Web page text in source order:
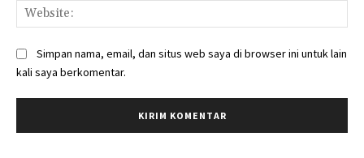
Simpan nama, email, dan situs web saya di browser ini untuk lain
kali saya berkomentar.